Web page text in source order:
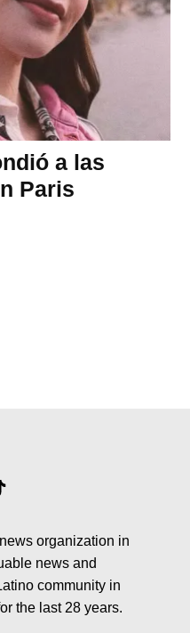
a las
Paris
organization in
news and
community in
the last 28 years.